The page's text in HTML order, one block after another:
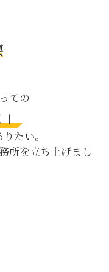
ての
たい。
所を立ち上げまし